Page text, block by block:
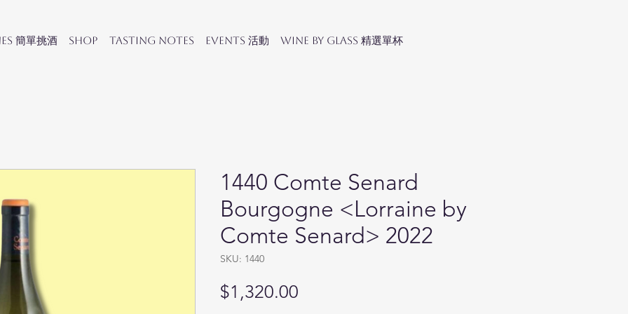
簡單挑酒 SHOP Tasting Notes Events 活動 Wine by Glass 精選單杯
1440 Comte Senard
Bourgogne <Lorraine by
Comte Senard> 2022
SKU: 1440
$1,320.00